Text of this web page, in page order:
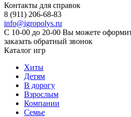
Контакты для справок
8 (911) 206-68-83
info@igropolys.ru
С 10-00 до 20-00 Вы можете
заказать обратный звонок
Каталог игр
Хиты
Детям
В дорогу
Взрослым
Компании
Семье